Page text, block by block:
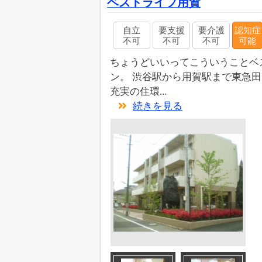
自立
不可
要支援
不可
要介護
不可
認知症
可能
ちょうどいいってこういうこと
ン。 渋谷駅から用賀駅まで東急
充実の住環...
続きを見る